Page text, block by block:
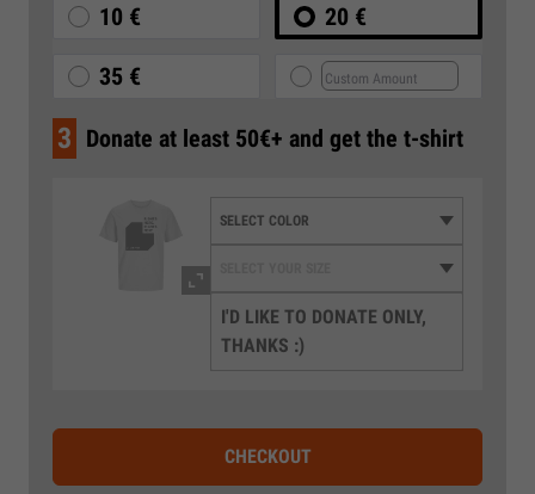
10 € 20 €
35 €
3 Donate at least 50€+ and get the t-shirt
I'D LIKE TO DONATE ONLY,
THANKS :)
CHECKOUT